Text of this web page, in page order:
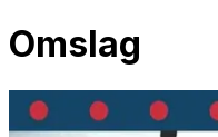
Omslag